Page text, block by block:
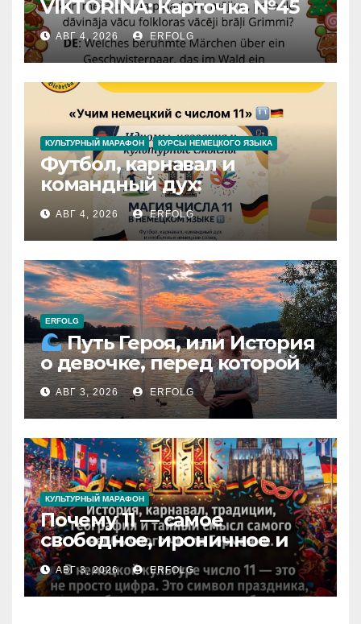
VIKTORĪNA: Карточка №45
АВГ 4, 2026 ERFOLG
КУЛЬТУРНЫЙ МАРАФОН КУРСЫ НЕМЕЦКОГО ЯЗЫКА
Футбол, карнавал и
командный дух:
раскрываем секреты числа
11 в немецком языке!
АВГ 4, 2026 ERFOLG
ERFOLG
Путь Героя, или История
о девочке, перед которой
расступился океан
(И почему это про каждую
из нас)
АВГ 3, 2026 ERFOLG
КУЛЬТУРНЫЙ МАРАФОН
Почему 11 — самое
свободное, ироничное и
любимое число в
немецкой культуре?
АВГ 3, 2026 ERFOLG